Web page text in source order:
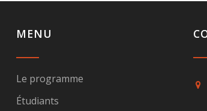
MENU
Le programme
Étudiants